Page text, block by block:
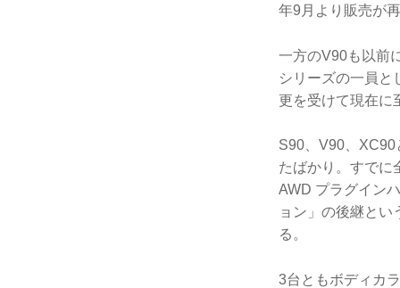
年9月より販売が再
一方のV90も以前
シリーズの一員と
更を受けて現在に
S90、V90、XC90
たばかり。すでに
AWD プラグイン
ョン」の後継と
る。
3台ともボディカ